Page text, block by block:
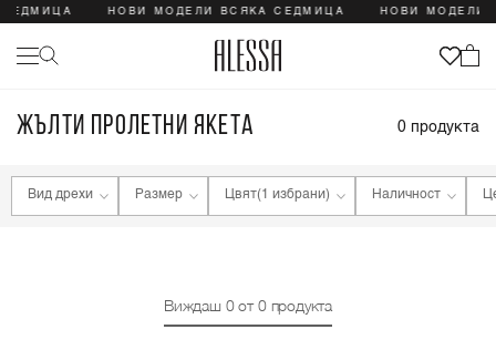
НОВИ МОДЕЛИ ВСЯКА СЕДМИЦА НОВИ МОДЕЛИ
ЖЪЛТИ ПРОЛЕТНИ ЯКЕТА 0продукта
Вид дрехи Размер Цвят(1 избрани) Наличност
Виждаш 0от 0продукта